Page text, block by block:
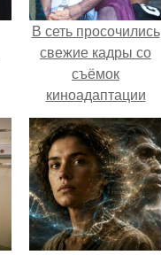
В сеть просочились
свежие кадры со
съёмок
киноадаптации
"Рапунцель", и всё
внимание
моментально
оказалось
приковано к Тиган
крофт.